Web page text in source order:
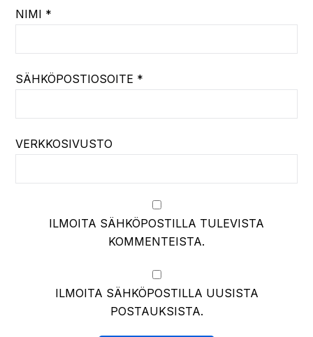
NIMI *
SÄHKÖPOSTIOSOITE *
VERKKOSIVUSTO
ILMOITA SÄHKÖPOSTILLA TULEVISTA
KOMMENTEISTA.
ILMOITA SÄHKÖPOSTILLA UUSISTA
POSTAUKSISTA.